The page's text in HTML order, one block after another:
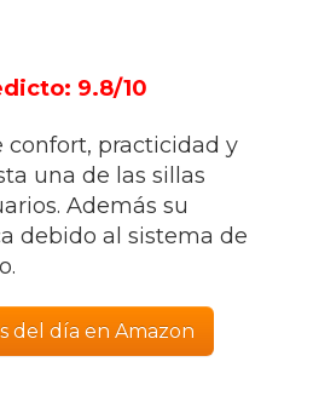
9.8/10
confort, practicidad y
una de las sillas
Además su
debido al sistema de
del día en Amazon